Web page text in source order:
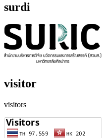
surdi
visitor
visitors